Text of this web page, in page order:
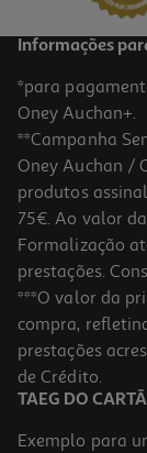
Informações
*para
Oney Auchan+.
**Campanha
Oney Auchan /
produtos
75€. Ao valor
Formalização
prestações.
***O valor da
compra,
prestações
de Crédito.
TAEG DO
Exemplo para